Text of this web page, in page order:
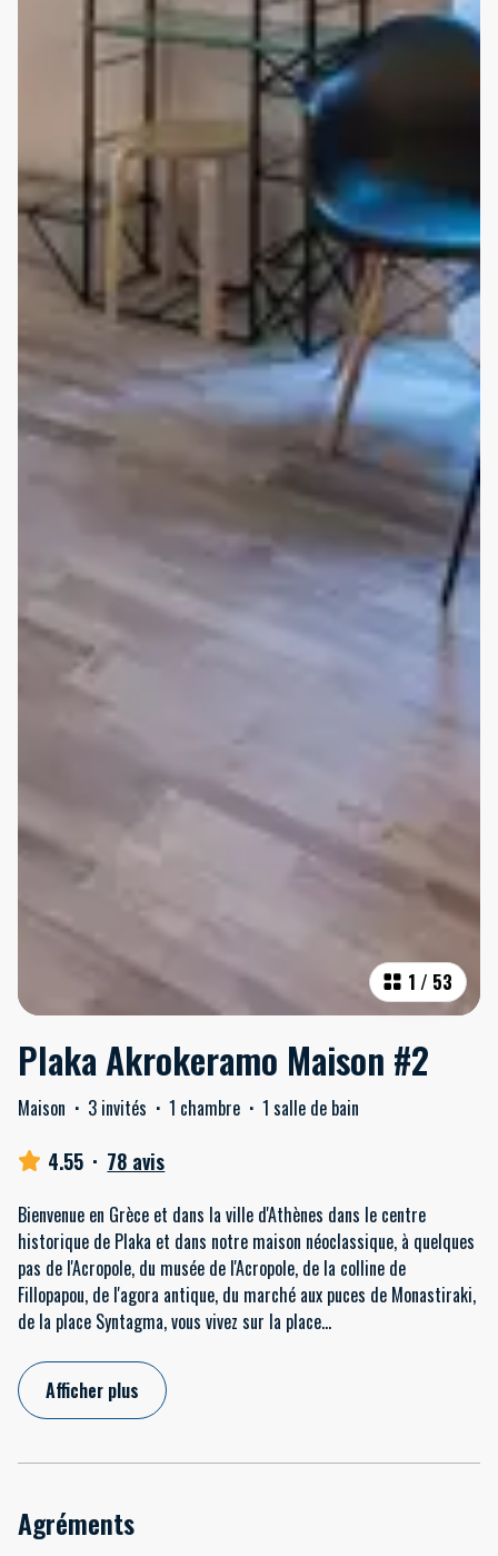
1 / 53
Plaka Akrokeramo Maison #2
Maison · 3 invités · 1 chambre · 1 salle de bain
4.55 · 78 avis
Bienvenue en Grèce et dans la ville d'Athènes dans le centre
historique de Plaka et dans notre maison néoclassique, à quelques
pas de l'Acropole, du musée de l'Acropole, de la colline de
Fillopapou, de l'agora antique, du marché aux puces de Monastiraki,
de la place Syntagma, vous vivez sur la place...
Afficher plus
Agréments